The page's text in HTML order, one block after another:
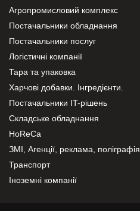
Агропромисловий комплекс
Постачальники обладнання
Постачальники послуг
Логістичні компанії
Тара та упаковка
Харчові добавки. Інгредієнти.
Постачальники IT-рішень
Складське обладнання
HoReCa
ЗМІ, Агенції, реклама, поліграфія
Транспорт
Іноземні компанії